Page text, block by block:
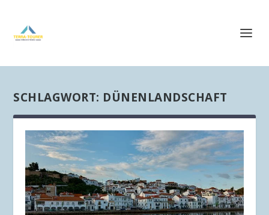
SCHLAGWORT: DÜNENLANDSCHAFT